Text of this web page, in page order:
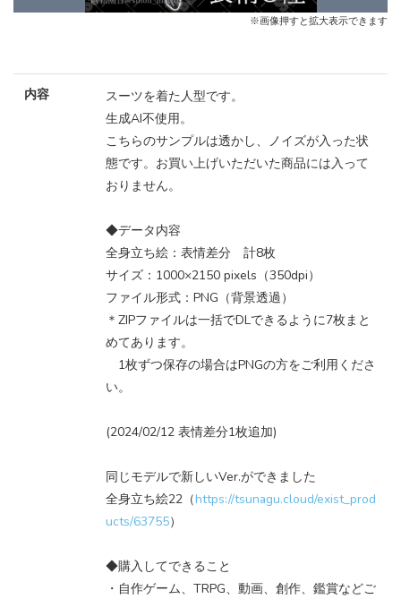
※画像押すと拡大表示できます
内容
スーツを着た人型です。
生成AI不使用。
こちらのサンプルは透かし、ノイズが入った状
態です。お買い上げいただいた商品には入って
おりません。
◆データ内容
全身立ち絵：表情差分 計8枚
サイズ：1000×2150 pixels（350dpi）
ファイル形式：PNG（背景透過）
＊ZIPファイルは一括でDLできるように7枚まと
めてあります。
1枚ずつ保存の場合はPNGの方をご利用くださ
い。
(2024/02/12 表情差分1枚追加)
同じモデルで新しいVer.ができました
全身立ち絵22（https://tsunagu.cloud/exist_prod
ucts/63755）
◆購入してできること
・自作ゲーム、TRPG、動画、創作、鑑賞などご